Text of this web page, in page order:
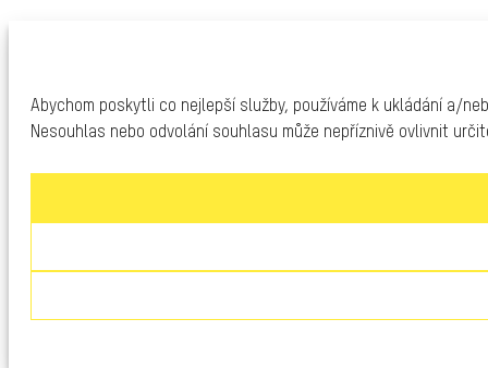
Abychom poskytli co nejlepší služby, používáme k ukládání a/
Nesouhlas nebo odvolání souhlasu může nepříznivě ovlivnit